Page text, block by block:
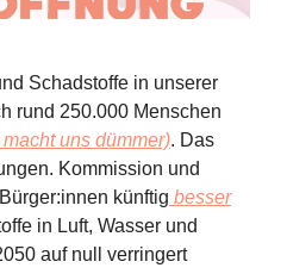
Schadstoffe in unserer
rund 250.000 Menschen
uns dümmer). Das
Kommission und
künftig besser
in Luft, Wasser und
auf null verringert